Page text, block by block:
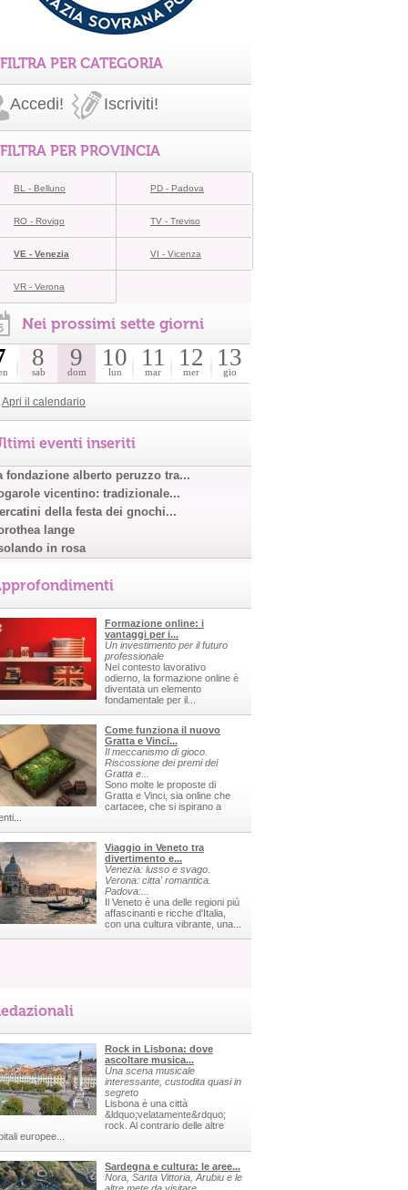
FILTRA PER CATEGORIA
Accedi! Iscriviti!
FILTRA PER PROVINCIA
BL - Belluno PD - Padova
RO - Rovigo TV - Treviso
VE - Venezia VI - Vicenza
VR - Verona
Nei prossimi sette giorni
8
sab
9
dom
10
lun
11
mar
12
mer
13
gio
Apri il calendario
eventi inseriti
fondazione alberto peruzzo tra...
vicentino: tradizionale...
della festa dei gnochi...
lange
in rosa
Formazione online: i
vantaggi per i...
Un investimento per il futuro
professionale
Nel contesto lavorativo
odierno, la formazione online è
diventata un elemento
fondamentale per il...
Come funziona il nuovo
Gratta e Vinci...
Il meccanismo di gioco.
Riscossione dei premi dei
Gratta e...
Sono molte le proposte di
Gratta e Vinci, sia online che
cartacee, che si ispirano a
Viaggio in Veneto tra
divertimento e...
Venezia: lusso e svago.
Verona: citta' romantica.
Padova:...
Il Veneto è una delle regioni più
affascinanti e ricche d'Italia,
con una cultura vibrante, una...
Rock in Lisbona: dove
ascoltare musica...
Una scena musicale
interessante, custodita quasi in
segreto
Lisbona è una città
&ldquo;velatamente&rdquo;
rock. Al contrario delle altre
europee...
Sardegna e cultura: le aree...
Nora, Santa Vittoria, Arubiu e le